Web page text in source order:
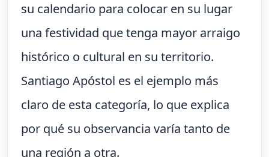
su calendario para colocar en su lugar
una festividad que tenga mayor arraigo
histórico o cultural en su territorio.
Santiago Apóstol es el ejemplo más
claro de esta categoría, lo que explica
por qué su observancia varía tanto de
una región a otra.